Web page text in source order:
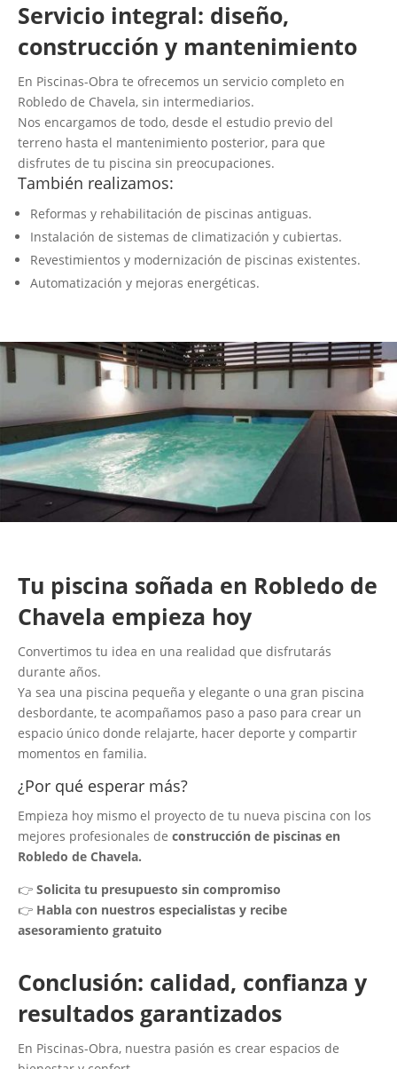
Servicio integral: diseño,
construcción y mantenimiento
En Piscinas-Obra te ofrecemos un servicio completo en
Robledo de Chavela, sin intermediarios.
Nos encargamos de todo, desde el estudio previo del
terreno hasta el mantenimiento posterior, para que
disfrutes de tu piscina sin preocupaciones.
También realizamos:
Reformas y rehabilitación de piscinas antiguas.
Instalación de sistemas de climatización y cubiertas.
Revestimientos y modernización de piscinas existentes.
Automatización y mejoras energéticas.
Tu piscina soñada en Robledo de
Chavela empieza hoy
Convertimos tu idea en una realidad que disfrutarás
durante años.
Ya sea una piscina pequeña y elegante o una gran piscina
desbordante, te acompañamos paso a paso para crear un
espacio único donde relajarte, hacer deporte y compartir
momentos en familia.
¿Por qué esperar más?
Empieza hoy mismo el proyecto de tu nueva piscina con los
mejores profesionales de construcción de piscinas en
Robledo de Chavela.
👉 Solicita tu presupuesto sin compromiso
👉 Habla con nuestros especialistas y recibe
asesoramiento gratuito
Conclusión: calidad, confianza y
resultados garantizados
En Piscinas-Obra, nuestra pasión es crear espacios de